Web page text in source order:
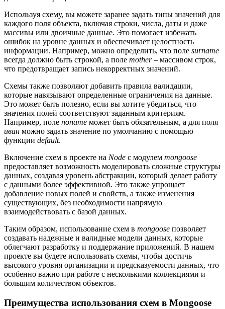
Используя схему, вы можете заранее задать типы значений для
каждого поля объекта, включая строки, числа, даты и даже
массивы или двоичные данные. Это помогает избежать
ошибок на уровне данных и обеспечивает целостность
информации. Например, можно определить, что поле surname
всегда должно быть строкой, а поле mother– массивом строк,
что предотвращает запись некорректных значений.
Схемы также позволяют добавить правила валидации,
которые навязывают определенные ограничения на данные.
Это может быть полезно, если вы хотите убедиться, что
значения полей соответствуют заданным критериям.
Например, поле noname может быть обязательным, а для поля
иван можно задать значение по умолчанию с помощью
функции default.
Включение схем в проекте на Node с модулем mongoose
предоставляет возможность моделировать сложные структуры
данных, создавая уровень абстракции, который делает работу
с данными более эффективной. Это также упрощает
добавление новых полей и свойств, а также изменения
существующих, без необходимости напрямую
взаимодействовать с базой данных.
Таким образом, использование схем в mongoose позволяет
создавать надежные и валидные модели данных, которые
облегчают разработку и поддержание приложений. В нашем
проекте вы будете использовать схемы, чтобы достичь
высокого уровня организации и предсказуемости данных, что
особенно важно при работе с несколькими коллекциями и
большим количеством объектов.
Преимущества использования схем в Mongoose